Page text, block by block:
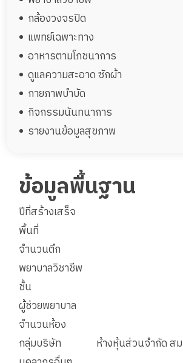
กล้องวงจรปิด
แพทย์เฉพาะทาง
อาหารตามโภชนาการ
ดูแลความสะอาด ซักผ้า
กายภาพบำบัด
กิจกรรมนันทนาการ
รายงานข้อมูลสุขภาพ
ข้อมูลพื้นฐาน
ปีที่สร้างเสร็จ
พื้นที่
จำนวนตึก
พยาบาลวิชาชีพ
ชั้น
ผู้ช่วยพยาบาล
จำนวนห้อง
กลุ่มบริษัท
ห้างหุ้นส่วนจำกัด ส